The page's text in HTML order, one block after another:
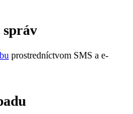
správ
prostredníctvom SMS a e-